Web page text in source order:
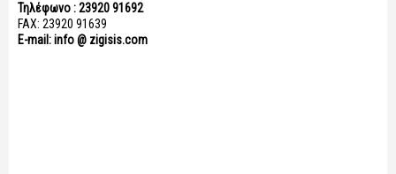
Τηλέφωνο : 23920 91692
FAX: 23920 91639
E-mail: info @ zigisis.com